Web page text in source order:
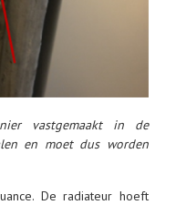
vastgemaakt in de
en moet dus worden
De radiateur hoeft